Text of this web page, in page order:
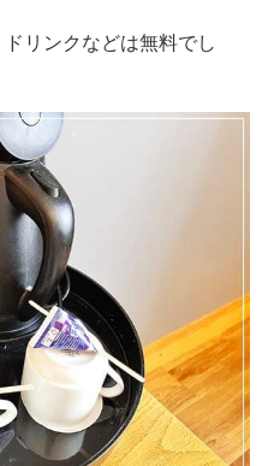
リンクなどは無料でし